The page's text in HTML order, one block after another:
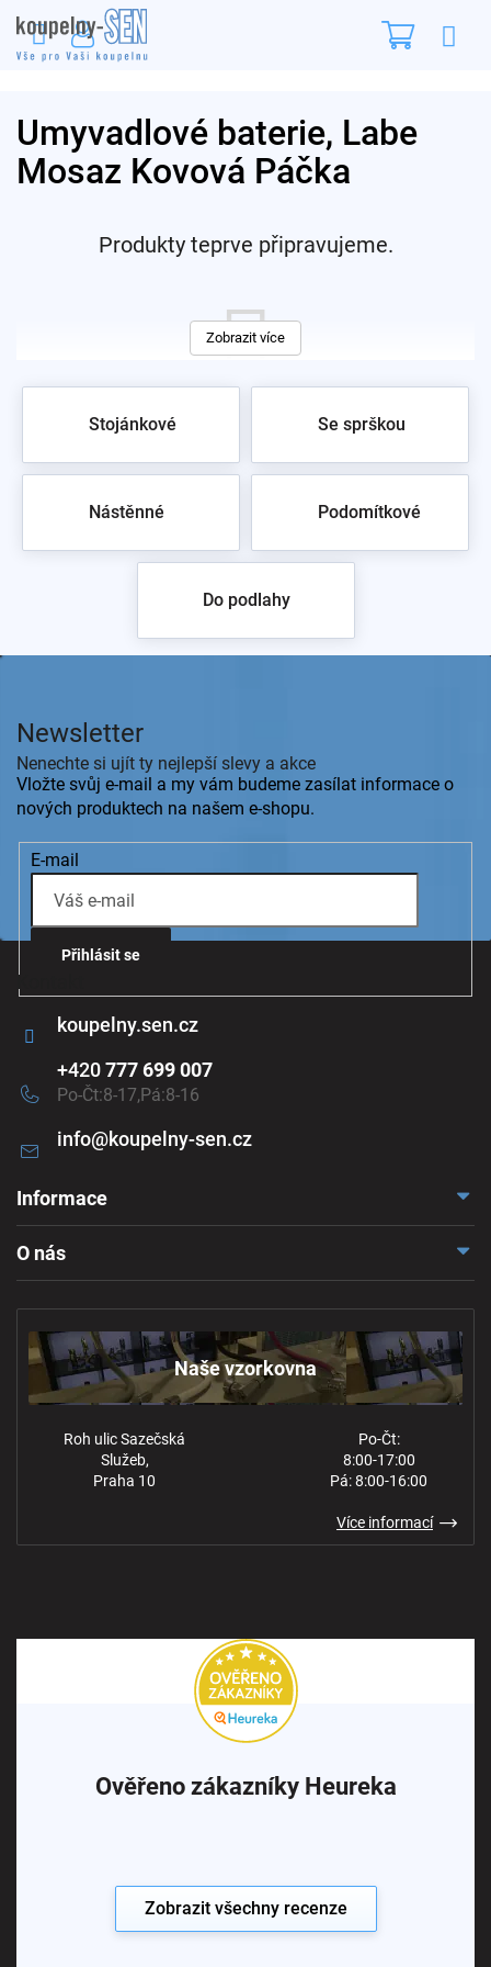
na
obsah
Umyvadlové baterie, Labe
Mosaz Kovová Páčka
Produkty teprve připravujeme.
Zobrazit více
Stojánkové Se sprškou
Nástěnné Podomítkové
Do podlahy
Z
Kontakt
info@koupelny-sen.cz
+420777 699 007
Po-Čt:8-17,Pá:8-16
koupelny.sen.cz
Informace
Ochrana osobních údajů
O nás
Naše vzorkovna
Roh ulic Sazečská
Služeb,
Praha 10
Po-Čt:
8:00-17:00
Pá: 8:00-16:00
Více informací
Newsletter
Nenechte si ujít ty nejlepší slevy a akce
Vložte svůj e-mail a my vám budeme zasílat informace o
nových produktech na našem e-shopu.
E-mail
Přihlásit se
Ověřeno zákazníky Heureka
Zobrazit všechny recenze